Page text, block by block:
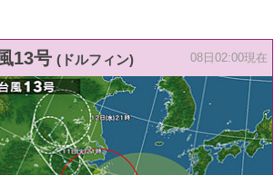
13号 (ドルフィン) 08日02:00現在